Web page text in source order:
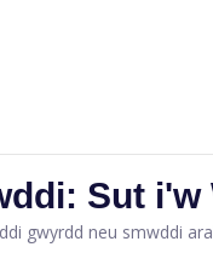
Sut i'w
gwyrdd neu smwddi